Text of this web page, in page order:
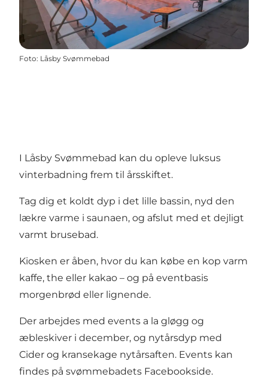
Foto: Låsby Svømmebad
I Låsby Svømmebad kan du opleve luksus
vinterbadning frem til årsskiftet.
Tag dig et koldt dyp i det lille bassin, nyd den
lækre varme i saunaen, og afslut med et dejligt
varmt brusebad.
Kiosken er åben, hvor du kan købe en kop varm
kaffe, the eller kakao – og på eventbasis
morgenbrød eller lignende.
Der arbejdes med events a la gløgg og
æbleskiver i december, og nytårsdyp med
Cider og kransekage nytårsaften. Events kan
findes på svømmebadets Facebookside.